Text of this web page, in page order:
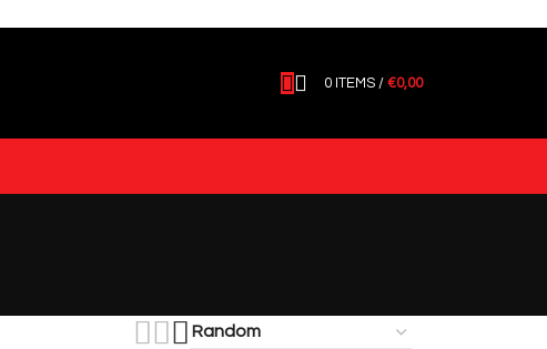
0 ITEMS / €0,00